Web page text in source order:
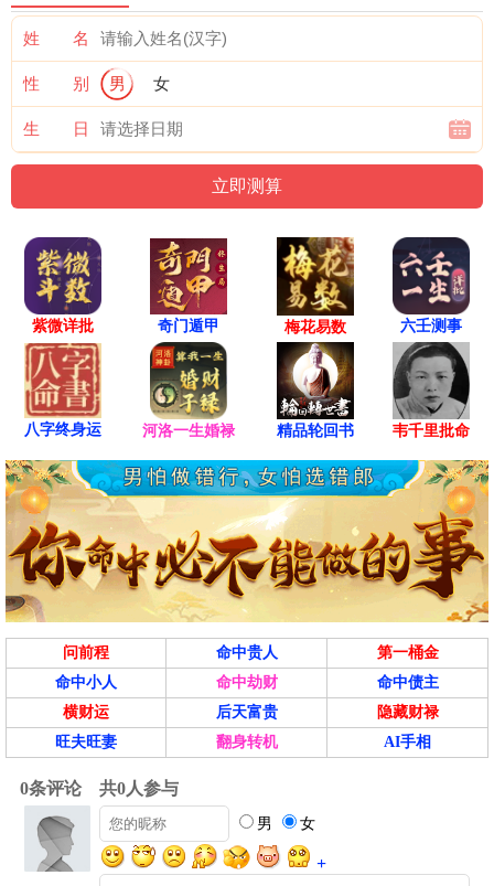
姓 名
性 别 男 女
生 日
紫微详批 奇门遁甲 梅花易数 六壬测事
八字终身运 河洛一生婚禄 精品轮回书 韦千里批命
问前程 命中贵人
第一桶金
命中小人
命中劫财
命中债主
横财运
后天富贵
隐藏财禄
旺夫旺妻
翻身转机 AI手相